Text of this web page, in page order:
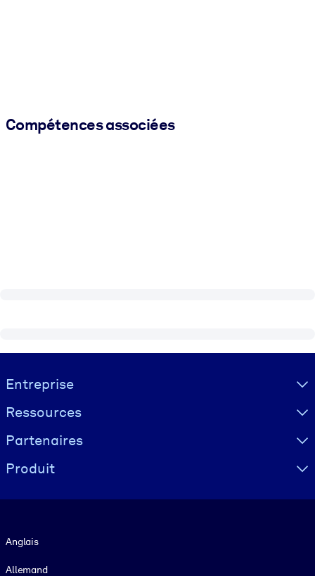
Compétences associées
Visually hidden Text
Entreprise
Ressources
Partenaires
Produit
Anglais
Allemand